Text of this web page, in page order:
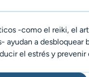
-como el reiki, el
ayudan a desbloquear
el estrés y